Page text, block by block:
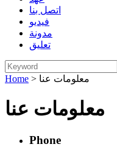
اتصل بنا
فيديو
مدونة
تعليق
Home > معلومات عنا
معلومات عنا
Phone